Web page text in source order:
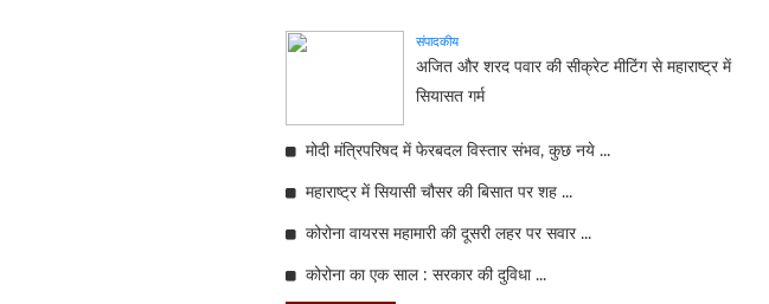
संपादकीय
अजित और शरद पवार की सीक्रेट मीटिंग से महाराष्ट्र में
सियासत गर्म
मोदी मंत्रिपरिषद में फेरबदल विस्तार संभव, कुछ नये ...
महाराष्ट्र में सियासी चौसर की बिसात पर शह ...
कोरोना वायरस महामारी की दूसरी लहर पर सवार ...
कोरोना का एक साल : सरकार की दुविधा ...